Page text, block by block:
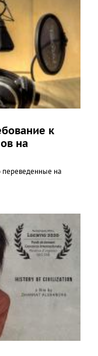
к
на
переведенные на